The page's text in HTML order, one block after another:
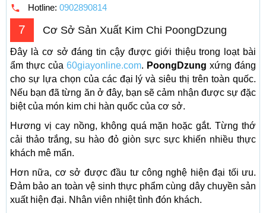
Hotline: 0902890814
7 Cơ Sở Sản Xuất Kim Chi PoongDzung
Đây là cơ sở đáng tin cậy được giới thiệu trong loạt bài
ẩm thực của 60giayonline.com. PoongDzung xứng đáng
cho sự lựa chọn của các đại lý và siêu thị trên toàn quốc.
Nếu bạn đã từng ăn ở đây, bạn sẽ cảm nhận được sự đặc
biệt của món kim chi hàn quốc của cơ sở.
Hương vị cay nồng, không quá mặn hoặc gắt. Từng thớ
cải thảo trắng, su hào đỏ giòn sực sực khiến nhiều thực
khách mê mẩn.
Hơn nữa, cơ sở được đầu tư công nghệ hiện đại tối ưu.
Đảm bảo an toàn vệ sinh thực phẩm cùng dây chuyền sản
xuất hiện đại. Nhân viên nhiệt tình đón khách.